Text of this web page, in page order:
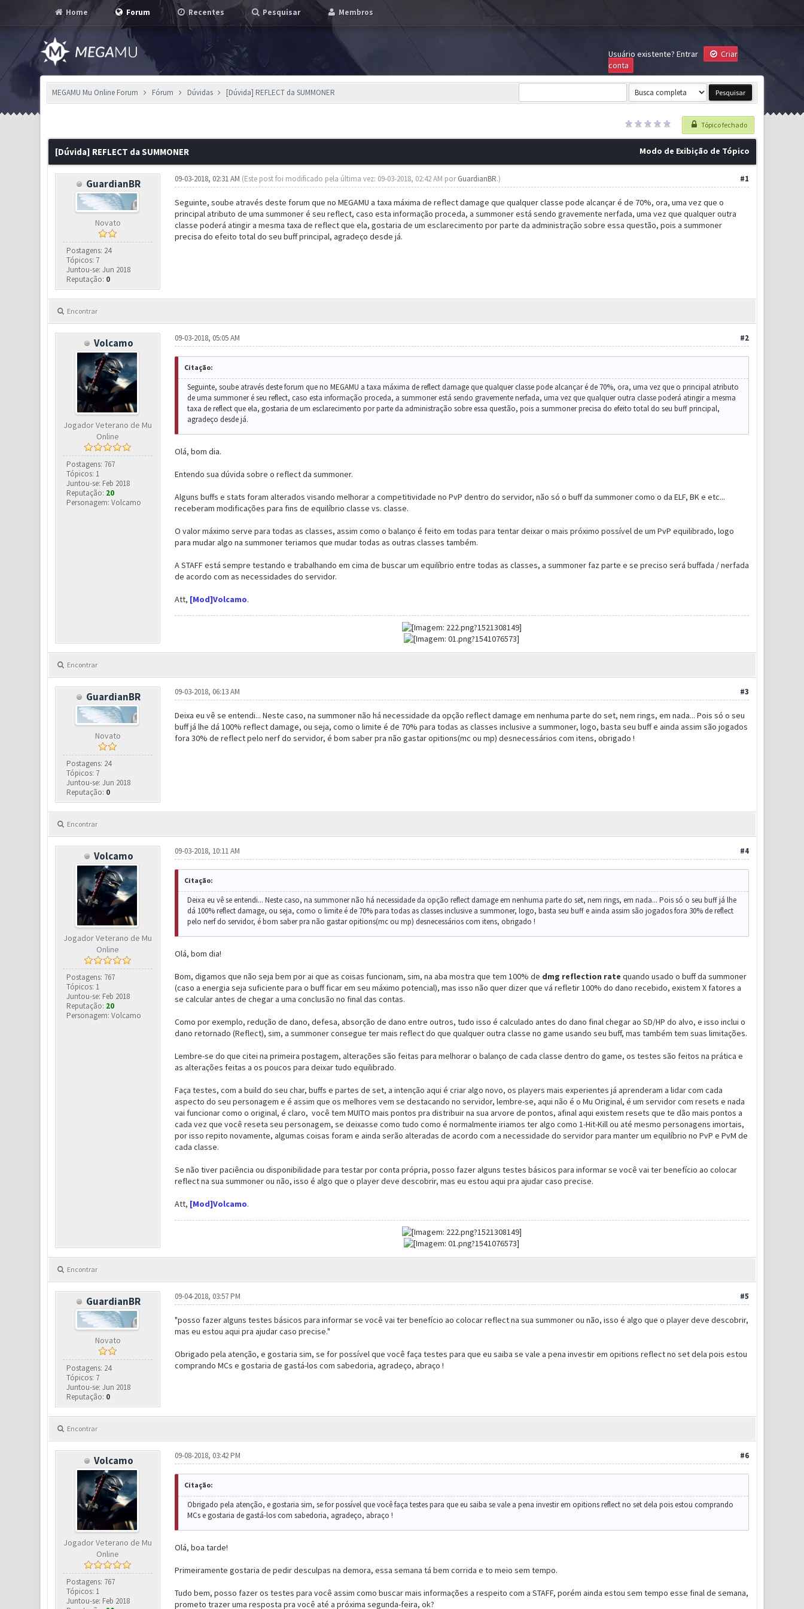
Home Forum Recentes Pesquisar Membros
Usuário existente? Entrar
Criar
conta
MEGAMU Mu Online Forum Fórum Dúvidas [Dúvida] REFLECT da SUMMONER
Tópico fechado
Modo de Exibição de Tópico
[Dúvida] REFLECT da SUMMONER
GuardianBR
Novato
Postagens: 24
Tópicos: 7
Juntou-se: Jun 2018
Reputação: 0
#1
09-03-2018, 02:31 AM (Este post foi modificado pela última vez: 09-03-2018, 02:42 AM porGuardianBR.)
Seguinte, soube através deste forum que no MEGAMU a taxa máxima de reflect damage que qualquer classe pode alcançar é de 70%, ora, uma vez que o
principal atributo de uma summoner é seu reflect, caso esta informação proceda, a summoner está sendo gravemente nerfada, uma vez que qualquer outra
classe poderá atingir a mesma taxa de reflect que ela, gostaria de um esclarecimento por parte da administração sobre essa questão, pois a summoner
precisa do efeito total do seu buff principal, agradeço desde já.
Encontrar
Volcamo
Jogador Veterano de Mu
Online
Postagens: 767
Tópicos: 1
Juntou-se: Feb 2018
Reputação: 20
Personagem: Volcamo
#2
09-03-2018, 05:05 AM
Citação:
Seguinte, soube através deste forum que no MEGAMU a taxa máxima de reflect damage que qualquer classe pode alcançar é de 70%, ora, uma vez que o principal atributo
de uma summoner é seu reflect, caso esta informação proceda, a summoner está sendo gravemente nerfada, uma vez que qualquer outra classe poderá atingir a mesma
taxa de reflect que ela, gostaria de um esclarecimento por parte da administração sobre essa questão, pois a summoner precisa do efeito total do seu buff principal,
agradeço desde já.
Olá, bom dia.
Entendo sua dúvida sobre o reflect da summoner.
Alguns buffs e stats foram alterados visando melhorar a competitividade no PvP dentro do servidor, não só o buff da summoner como o da ELF, BK e etc...
receberam modificações para fins de equilíbrio classe vs. classe.
O valor máximo serve para todas as classes, assim como o balanço é feito em todas para tentar deixar o mais próximo possível de um PvP equilibrado, logo
para mudar algo na summoner teriamos que mudar todas as outras classes também.
A STAFF está sempre testando e trabalhando em cima de buscar um equilíbrio entre todas as classes, a summoner faz parte e se preciso será buffada / nerfada
de acordo com as necessidades do servidor.
Att, [Mod]Volcamo.
Encontrar
GuardianBR
Novato
Postagens: 24
Tópicos: 7
Juntou-se: Jun 2018
Reputação: 0
#3
09-03-2018, 06:13 AM
Deixa eu vê se entendi... Neste caso, na summoner não há necessidade da opção reflect damage em nenhuma parte do set, nem rings, em nada... Pois só o seu
buff já lhe dá 100% reflect damage, ou seja, como o limite é de 70% para todas as classes inclusive a summoner, logo, basta seu buff e ainda assim são jogados
fora 30% de reflect pelo nerf do servidor, é bom saber pra não gastar opitions(mc ou mp) desnecessários com itens, obrigado !
Encontrar
Volcamo
Jogador Veterano de Mu
Online
Postagens: 767
Tópicos: 1
Juntou-se: Feb 2018
Reputação: 20
Personagem: Volcamo
#4
09-03-2018, 10:11 AM
Citação:
Deixa eu vê se entendi... Neste caso, na summoner não há necessidade da opção reflect damage em nenhuma parte do set, nem rings, em nada... Pois só o seu buff já lhe
dá 100% reflect damage, ou seja, como o limite é de 70% para todas as classes inclusive a summoner, logo, basta seu buff e ainda assim são jogados fora 30% de reflect
pelo nerf do servidor, é bom saber pra não gastar opitions(mc ou mp) desnecessários com itens, obrigado !
Olá, bom dia!
Bom, digamos que não seja bem por ai que as coisas funcionam, sim, na aba mostra que tem 100% de dmg reflection rate quando usado o buff da summoner
(caso a energia seja suficiente para o buff ficar em seu máximo potencial), mas isso não quer dizer que vá refletir 100% do dano recebido, existem X fatores a
se calcular antes de chegar a uma conclusão no final das contas.
Como por exemplo, redução de dano, defesa, absorção de dano entre outros, tudo isso é calculado antes do dano final chegar ao SD/HP do alvo, e isso inclui o
dano retornado (Reflect), sim, a summoner consegue ter mais reflect do que qualquer outra classe no game usando seu buff, mas também tem suas limitações.
Lembre-se do que citei na primeira postagem, alterações são feitas para melhorar o balanço de cada classe dentro do game, os testes são feitos na prática e
as alterações feitas a os poucos para deixar tudo equilibrado.
Faça testes, com a build do seu char, buffs e partes de set, a intenção aqui é criar algo novo, os players mais experientes já aprenderam a lidar com cada
aspecto do seu personagem e é assim que os melhores vem se destacando no servidor, lembre-se, aqui não é o Mu Original, é um servidor com resets e nada
vai funcionar como o original, é claro, você tem MUITO mais pontos pra distribuir na sua arvore de pontos, afinal aqui existem resets que te dão mais pontos a
cada vez que você reseta seu personagem, se deixasse como tudo como é normalmente iriamos ter algo como 1-Hit-Kill ou até mesmo personagens imortais,
por isso repito novamente, algumas coisas foram e ainda serão alteradas de acordo com a necessidade do servidor para manter um equilíbrio no PvP e PvM de
cada classe.
Se não tiver paciência ou disponibilidade para testar por conta própria, posso fazer alguns testes básicos para informar se você vai ter benefício ao colocar
reflect na sua summoner ou não, isso é algo que o player deve descobrir, mas eu estou aqui pra ajudar caso precise.
Att, [Mod]Volcamo.
Encontrar
GuardianBR
Novato
Postagens: 24
Tópicos: 7
Juntou-se: Jun 2018
Reputação: 0
#5
09-04-2018, 03:57 PM
"posso fazer alguns testes básicos para informar se você vai ter benefício ao colocar reflect na sua summoner ou não, isso é algo que o player deve descobrir,
mas eu estou aqui pra ajudar caso precise."
Obrigado pela atenção, e gostaria sim, se for possível que você faça testes para que eu saiba se vale a pena investir em opitions reflect no set dela pois estou
comprando MCs e gostaria de gastá-los com sabedoria, agradeço, abraço !
Encontrar
Volcamo
Jogador Veterano de Mu
Online
Postagens: 767
Tópicos: 1
Juntou-se: Feb 2018
#6
09-08-2018, 03:42 PM
Citação:
Obrigado pela atenção, e gostaria sim, se for possível que você faça testes para que eu saiba se vale a pena investir em opitions reflect no set dela pois estou comprando
MCs e gostaria de gastá-los com sabedoria, agradeço, abraço !
Olá, boa tarde!
Primeiramente gostaria de pedir desculpas na demora, essa semana tá bem corrida e to meio sem tempo.
Tudo bem, posso fazer os testes para você assim como buscar mais informações a respeito com a STAFF, porém ainda estou sem tempo esse final de semana,
prometo trazer uma resposta pra você até a próxima segunda-feira, ok?